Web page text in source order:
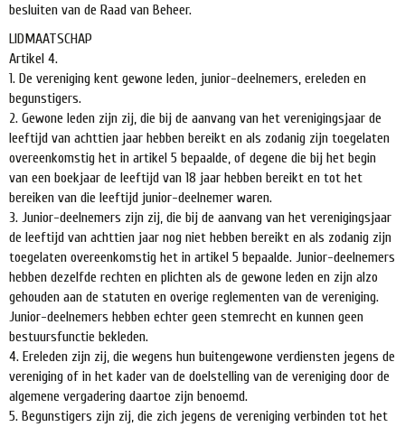
besluiten van de Raad van Beheer.
LIDMAATSCHAP
Artikel 4.
1. De vereniging kent gewone leden, junior-deelnemers, ereleden en
begunstigers.
2. Gewone leden zijn zij, die bij de aanvang van het verenigingsjaar de
leeftijd van achttien jaar hebben bereikt en als zodanig zijn toegelaten
overeenkomstig het in artikel 5 bepaalde, of degene die bij het begin
van een boekjaar de leeftijd van 18 jaar hebben bereikt en tot het
bereiken van die leeftijd junior-deelnemer waren.
3. Junior-deelnemers zijn zij, die bij de aanvang van het verenigingsjaar
de leeftijd van achttien jaar nog niet hebben bereikt en als zodanig zijn
toegelaten overeenkomstig het in artikel 5 bepaalde. Junior-deelnemers
hebben dezelfde rechten en plichten als de gewone leden en zijn alzo
gehouden aan de statuten en overige reglementen van de vereniging.
Junior-deelnemers hebben echter geen stemrecht en kunnen geen
bestuursfunctie bekleden.
4. Ereleden zijn zij, die wegens hun buitengewone verdiensten jegens de
vereniging of in het kader van de doelstelling van de vereniging door de
algemene vergadering daartoe zijn benoemd.
5. Begunstigers zijn zij, die zich jegens de vereniging verbinden tot het